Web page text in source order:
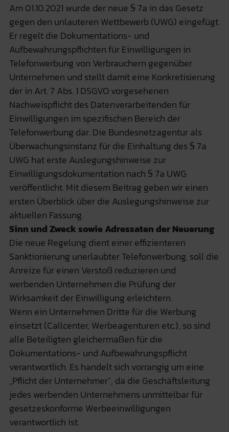
Am 01.10.2021 wurde der neue § 7a in das Gesetz
gegen den unlauteren Wettbewerb (UWG) eingefügt.
Er regelt die Dokumentations- und
Aufbewahrungspflichten für Einwilligungen in
Telefonwerbung von Verbrauchern gegenüber
Unternehmen und stellt damit eine Konkretisierung
der in Art. 7 Abs. 1 DSGVO vorgesehenen
Nachweispflicht des Datenverarbeitenden für
Einwilligungen im spezifischen Bereich der
Telefonwerbung dar. Die Bundesnetzagentur als
Überwachungsinstanz für die Einhaltung des § 7a
UWG hat erste Auslegungshinweise zur
Einwilligungsdokumentation nach § 7a UWG
veröffentlicht. Mit diesem Beitrag geben wir einen
ersten Überblick über die Auslegungshinweise zur
aktuellen Fassung.
Sinn und Zweck sowie Adressaten der Neuerung
Die neue Regelung dient einer effizienteren
Sanktionierung unerlaubter Telefonwerbung, soll die
Anreize für einen Verstoß reduzieren und
werbenden Unternehmen die Prüfung der
Wirksamkeit der Einwilligung erleichtern.
Wenn ein Unternehmen Dritte für die Werbung
einsetzt (Callcenter, Werbeagenturen etc.), so sind
alle Beteiligten gleichermaßen für die
Dokumentations- und Aufbewahrungspflicht
verantwortlich. Es handelt sich vorrangig um eine
„Pflicht der Unternehmer“, da die Geschäftsleitung
jedes werbenden Unternehmens unmittelbar für
gesetzeskonforme Werbeeinwilligungen
verantwortlich ist.